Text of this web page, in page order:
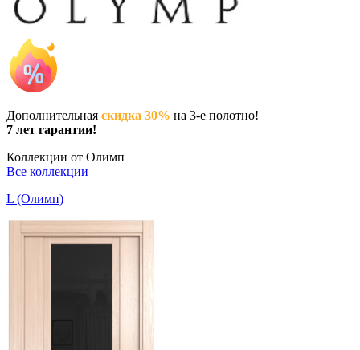
Дополнительная скидка 30% на 3-е полотно!
7 лет гарантии!
Коллекции от Олимп
Все коллекции
L (Олимп)